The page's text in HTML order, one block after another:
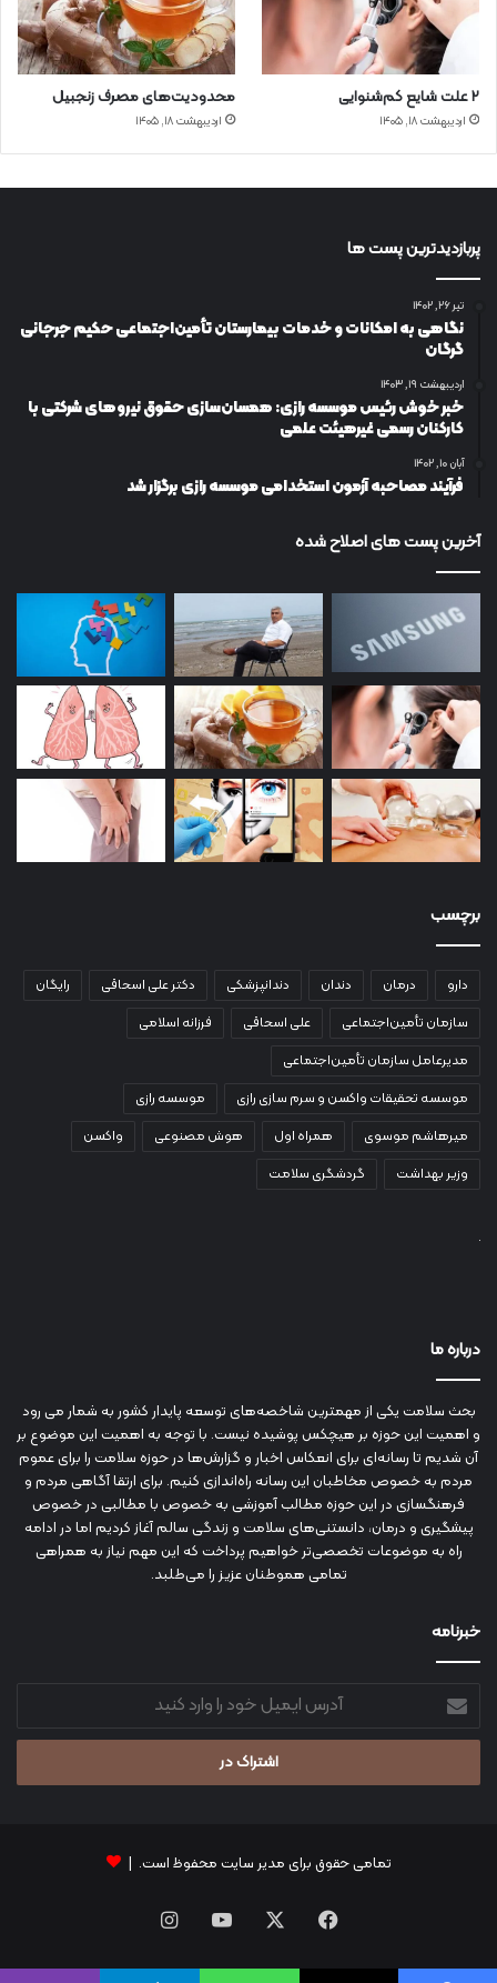
۲ علت شایع‌ کم‌شنوایی
اردیبهشت ۱۸, ۱۴۰۵
محدودیت‌های مصرف زنجبیل
اردیبهشت ۱۸, ۱۴۰۵
پربازدیدترین پست ها
تیر ۲۶, ۱۴۰۲
نگاهی به امکانات و خدمات بیمارستان تأمین‌اجتماعی حکیم جرجانی
گرگان
اردیبهشت ۱۹, ۱۴۰۳
خبر خوش رئیس موسسه رازی: همسان‌سازی حقوق نیروهای شرکتی با
کارکنان رسمی غیرهیئت علمی
آبان ۱۰, ۱۴۰۲
فرآیند مصاحبه آزمون استخدامی موسسه رازی برگزار شد
آخرین پست های اصلاح شده
برچسب
دارو درمان دندان دندانپزشکی دکتر علی اسحاقی
رایگان
سازمان تأمین‌اجتماعی
علی اسحاقی
فرزانه اسلامی
مدیرعامل سازمان تأمین‌اجتماعی
موسسه تحقیقات واکسن و سرم سازی رازی
موسسه رازی
میرهاشم موسوی
همراه اول هوش مصنوعی
واکسن
وزیر بهداشت
گردشگری سلامت
درباره ما
بحث سلامت یکی از مهمترین شاخصه‌های توسعه پایدار کشور به شمار می رود
و اهمیت این حوزه بر هیچکس پوشیده نیست. با توجه به اهمیت این موضوع بر
آن شدیم تا رسانه‌ای برای انعکاس اخبار و گزارش‌ها در حوزه سلامت را برای عموم
مردم به خصوص مخاطبان این رسانه راه‌اندازی کنیم. برای ارتقا آگاهی مردم و
فرهنگسازی در این حوزه مطالب آموزشی به خصوص با مطالبی در خصوص
پیشگیری و درمان، دانستنی‌های سلامت و زندگی سالم آغاز کردیم اما در ادامه
راه به موضوعات تخصصی‌تر خواهیم پرداخت که این مهم نیاز به همراهی
تمامی هموطنان عزیز را می‌طلبد.
خبرنامه
آدرس
ایمیل
خود
وارد
تمامی حقوق برای مدیر سایت محفوظ است. |
فیس
بوک
یوتیوب